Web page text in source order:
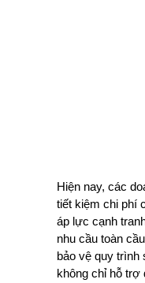
Hiện nay, các
tiết kiệm chi phí
áp lực cạnh
nhu cầu toàn
bảo vệ quy trình
không chỉ hỗ trợ